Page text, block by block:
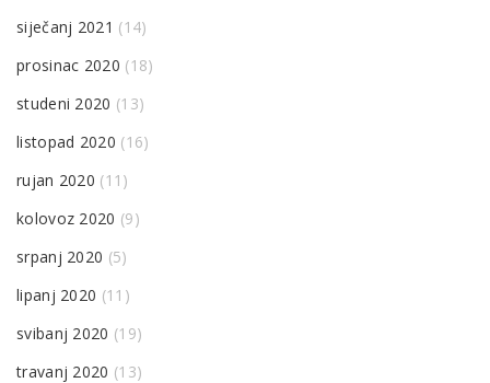
siječanj 2021 (14)
prosinac 2020 (18)
studeni 2020 (13)
listopad 2020 (16)
rujan 2020 (11)
kolovoz 2020 (9)
srpanj 2020 (5)
lipanj 2020 (11)
svibanj 2020 (19)
travanj 2020 (13)